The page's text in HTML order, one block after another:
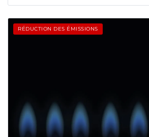
RÉDUCTION DES ÉMISSIONS